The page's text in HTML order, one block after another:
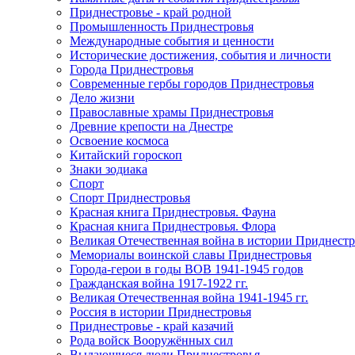
Приднестровье - край родной
Промышленность Приднестровья
Международные события и ценности
Исторические достижения, события и личности
Города Приднестровья
Современные гербы городов Приднестровья
Дело жизни
Православные храмы Приднестровья
Древние крепости на Днестре
Освоение космоса
Китайский гороскоп
Знаки зодиака
Спорт
Спорт Приднестровья
Красная книга Приднестровья. Фауна
Красная книга Приднестровья. Флора
Великая Отечественная война в истории
Мемориалы воинской славы Приднестровья
Города-герои в годы ВОВ 1941-1945 годов
Гражданская война 1917-1922 гг.
Великая Отечественная война 1941-1945 гг.
Россия в истории Приднестровья
Приднестровье - край казачий
Рода войск Вооружённых сил